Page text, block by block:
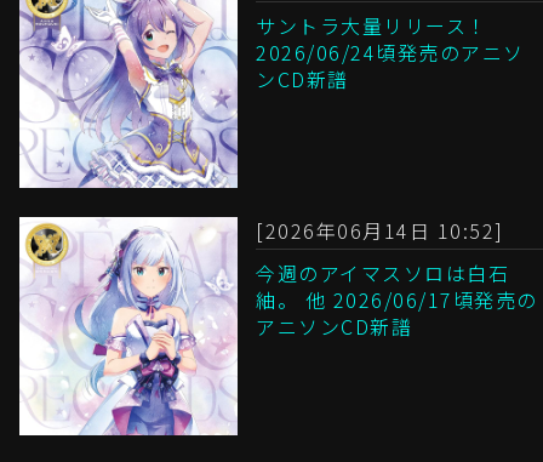
サントラ大量リリース！
2026/06/24頃発売のアニソ
ンCD新譜
[2026年06月14日 10:52]
今週のアイマスソロは白石
紬。 他 2026/06/17頃発売の
アニソンCD新譜